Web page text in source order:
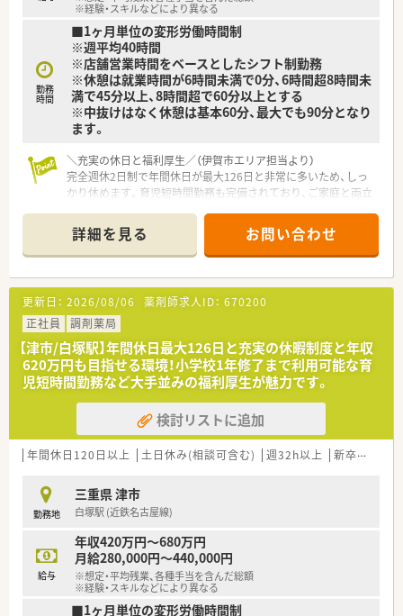
なくてはならないかかりつけ薬局の創造を目指す成長企業で
す。
■同規模の競合ドラッグストアチェーンと比較しても、1店舗 あ
たりの売上高や利益率が非常に高い点が大きな特徴です。
※経験・スキルなどにより異なる
勤務
時間
■1ヶ月単位の変形労働時間制
※週平均40時間
※店舗営業時間をベースとしたシフト制勤務
※休憩は就業時間が6時間未満で0分、6時間超8時間未
満で45分以上、8時間超で60分以上とする
※中抜けはなく休憩は基本60分、最大でも90分となり
ます。
＼充実の休日と福利厚生／（伊賀市エリア担当より）
完全週休2日制で年間休日が最大126日と非常に多いため、しっ
かり休めます。育児短時間勤務も完備されており、ご家庭と両立
【店舗情報と応需状況について】
■最寄り駅である猪田道駅から車で7分の場所に位置しており、
マイカーでの通勤が大変便利な店舗です。
■応需科目は内科や小児科、外科、耳鼻科、眼科、皮膚科、精神科
など非常に多岐にわたる科目を扱います。
■処方箋の具体的な応需枚数や店内の詳細な勤務者数につきま
しては、別途ご確認が必要となります。
【法人特徴について】
■東海圏を中心に全国で100店舗以上の調剤薬局チェーンを展
開し、高い利益率で安定経営を続けています。
■調剤薬局事業のほかにも介護施設運営などのヘルスケア事業
や医薬品卸事業を多角的に展開する企業です。
■医療は高度な接遇業であるという理念のもと、独自の安全対策
【求人情報について】
■正社員の募集となっており、ご経験やスキルなどを考慮の上で
年収380万から620万円の間で応相談です。
■転居を伴う転勤のあるナショナル社員と、特定のエリア限定で
勤務するエリア社員から選択が可能です。
■採用困窮エリアに該当する場合は、1年から3年間の契約社員
として高い年収の提示も相談いただけます。
詳細を見る お問い合わせ
更新日： 2026/08/06 薬剤師求人ID： 670200
正社員
調剤薬局
【津市/白塚駅】年間休日最大126日と充実の休暇制度と年収
620万円も目指せる環境！小学校1年修了まで利用可能な育
児短時間勤務など大手並みの福利厚生が魅力です。
検討リストに追加
年間休日120日以上 土日休み(相談可含む) 週32h以上 新卒可
勤務地
三重県 津市
白塚駅 (近鉄名古屋線)
給与
年収420万円～680万円
月給280,000円～440,000円
※想定・平均残業、各種手当を含んだ総額
※経験・スキルなどにより異なる
■1ヶ月単位の変形労働時間制